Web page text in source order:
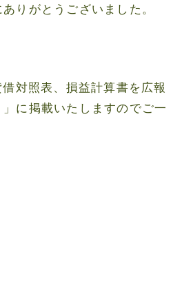
りがとうございました。
対照表、損益計算書を広報
」に掲載いたしますのでご一